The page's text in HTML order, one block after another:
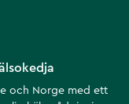
och Norge med ett